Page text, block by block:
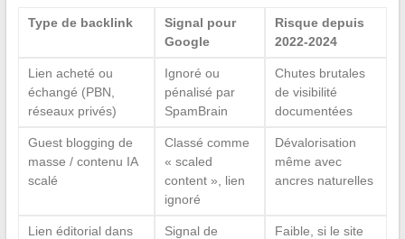
Type de backlink
Signal pour
Google
Risque depuis
2022-2024
Lien acheté ou
échangé (PBN,
réseaux privés)
Ignoré ou
pénalisé par
SpamBrain
Chutes brutales
de visibilité
documentées
Guest blogging de
masse / contenu IA
scalé
Classé comme
« scaled
content », lien
ignoré
Dévalorisation
même avec
ancres naturelles
Lien éditorial dans
Signal de
Faible, si le site